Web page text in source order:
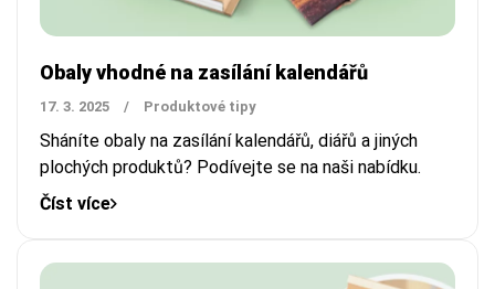
Obaly vhodné na zasílání kalendářů
17. 3. 2025 / Produktové tipy
Sháníte obaly na zasílání kalendářů, diářů a jiných
plochých produktů? Podívejte se na naši nabídku.
Číst více